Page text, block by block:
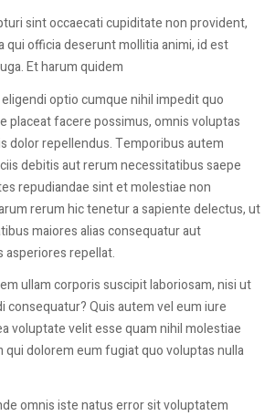
sint occaecati cupiditate non provident,
qui officia deserunt mollitia animi, id est
Et harum quidem
optio cumque nihil impedit quo
placeat facere possimus, omnis voluptas
dolor repellendus. Temporibus autem
debitis aut rerum necessitatibus saepe
repudiandae sint et molestiae non
rerum hic tenetur a sapiente delectus, ut
maiores alias consequatur aut
repellat.
ullam corporis suscipit laboriosam, nisi ut
consequatur? Quis autem vel eum iure
voluptate velit esse quam nihil molestiae
qui dolorem eum fugiat quo voluptas nulla
omnis iste natus error sit voluptatem